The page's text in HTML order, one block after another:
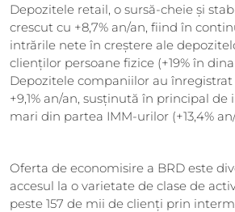
Depozitele retail, o sursă-cheie și
crescut cu +8,7% an/an, fiind în
intrările nete în creștere ale
clienților persoane fizice (+19% în
Depozitele companiilor au înregistrat
+9,1% an/an, susținută în principal
mari din partea IMM-urilor (+13,4%
Oferta de economisire a BRD este
accesul la o varietate de clase de
peste 157 de mii de clienți prin